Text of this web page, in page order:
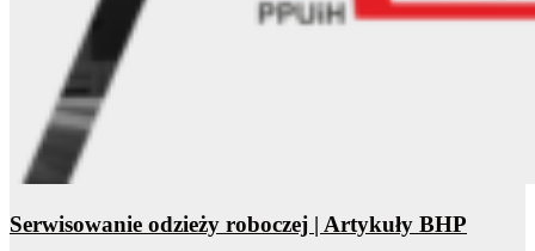
Serwisowanie odzieży roboczej | Artykuły BHP